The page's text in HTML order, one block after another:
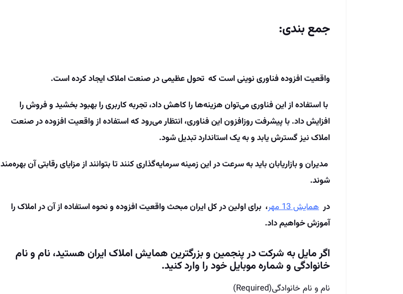
جمع بندی:
واقعیت افزوده فناوری نوینی است که تحول عظیمی در صنعت املاک ایجاد کرده است.
با استفاده از این فناوری می‌توان هزینه‌ها را کاهش داد، تجربه کاربری را بهبود بخشید و فروش را
افزایش داد. با پیشرفت روزافزون این فناوری، انتظار می‌رود که استفاده از واقعیت افزوده در صنعت
املاک نیز گسترش یابد و به یک استاندارد تبدیل شود.
مدیران و بازاریابان باید به سرعت در این زمینه سرمایه‌گذاری کنند تا بتوانند از مزایای رقابتی آن بهره‌مند
شوند.
در همایش 13 مهر
، برای اولین در کل ایران مبحث واقعیت افزوده و نحوه استفاده از آن در املاک را
آموزش خواهیم داد.
اگر مایل به شرکت در پنجمین و بزرگترین همایش املاک ایران هستید، نام و نام
خانوادگی و شماره موبایل خود را وارد کنید.
نام و نام خانوادگی(Required)